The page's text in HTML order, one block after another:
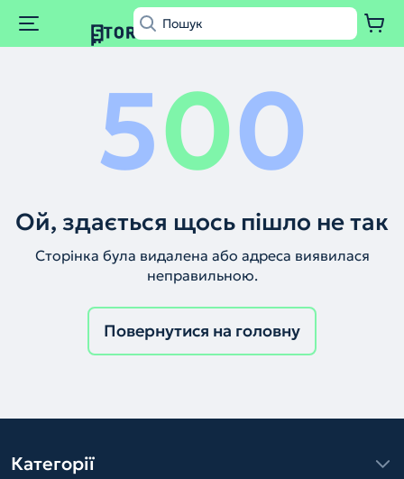
500
Ой, здається щось пішло не так
Сторінка була видалена або адреса виявилася
неправильною.
Повернутися на головну
Категорії